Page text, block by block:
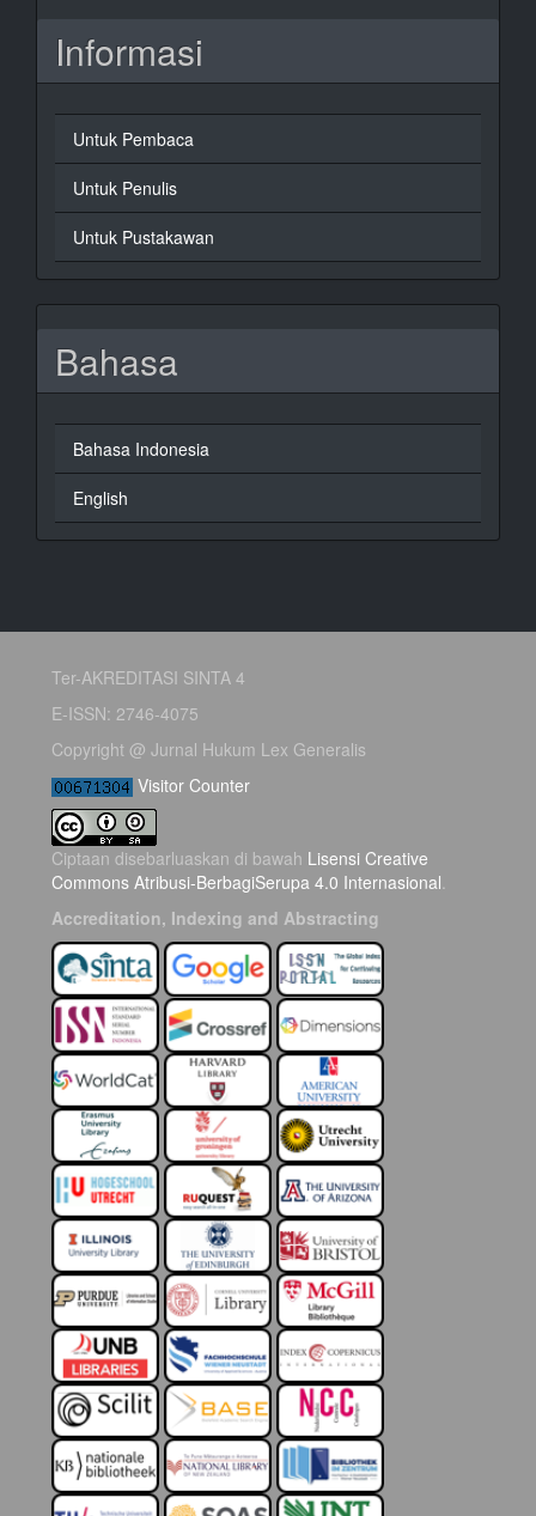
Informasi
Untuk Pembaca
Untuk Penulis
Untuk Pustakawan
Bahasa
Bahasa Indonesia
English
Ter-AKREDITASI SINTA 4
E-ISSN: 2746-4075
Copyright @ Jurnal Hukum Lex Generalis
Visitor Counter
Ciptaan disebarluaskan di bawah Lisensi Creative
Commons Atribusi-BerbagiSerupa 4.0 Internasional.
Accreditation, Indexing and Abstracting